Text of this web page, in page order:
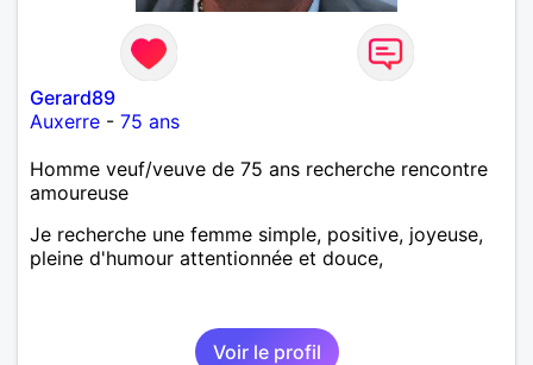
Gerard89
Auxerre - 75 ans
Homme veuf/veuve de 75 ans recherche rencontre
amoureuse
Je recherche une femme simple, positive, joyeuse,
pleine d'humour attentionnée et douce,
Voir le profil